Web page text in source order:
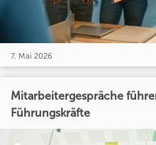
7. Mai 2026
Mitarbeitergespräche
Führungskräfte